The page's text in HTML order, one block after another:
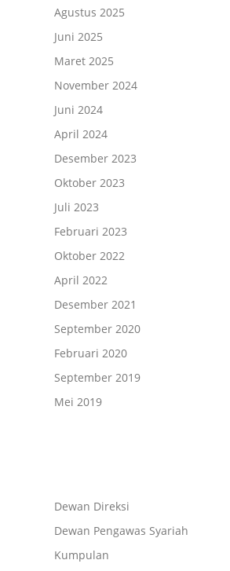
Agustus 2025
Juni 2025
Maret 2025
November 2024
Juni 2024
April 2024
Desember 2023
Oktober 2023
Juli 2023
Februari 2023
Oktober 2022
April 2022
Desember 2021
September 2020
Februari 2020
September 2019
Mei 2019
Dewan Direksi
Dewan Pengawas Syariah
Kumpulan